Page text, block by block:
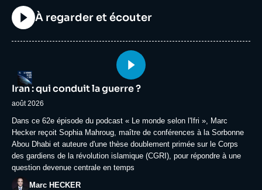
Titre
À regarder et écouter
Logo
Image
principale
médiatique
Iran : qui conduit la guerre ?
août 2026
Accroche
Dans ce 62e épisode du podcast « Le monde selon l'Ifri », Marc
Hecker reçoit Sophia Mahroug, maître de conférences à la Sorbonne
Abou Dhabi et auteure d'une thèse doublement primée sur le Corps
des gardiens de la révolution islamique (CGRI), pour répondre à une
question devenue centrale en temps
PhotoMarc HECKER